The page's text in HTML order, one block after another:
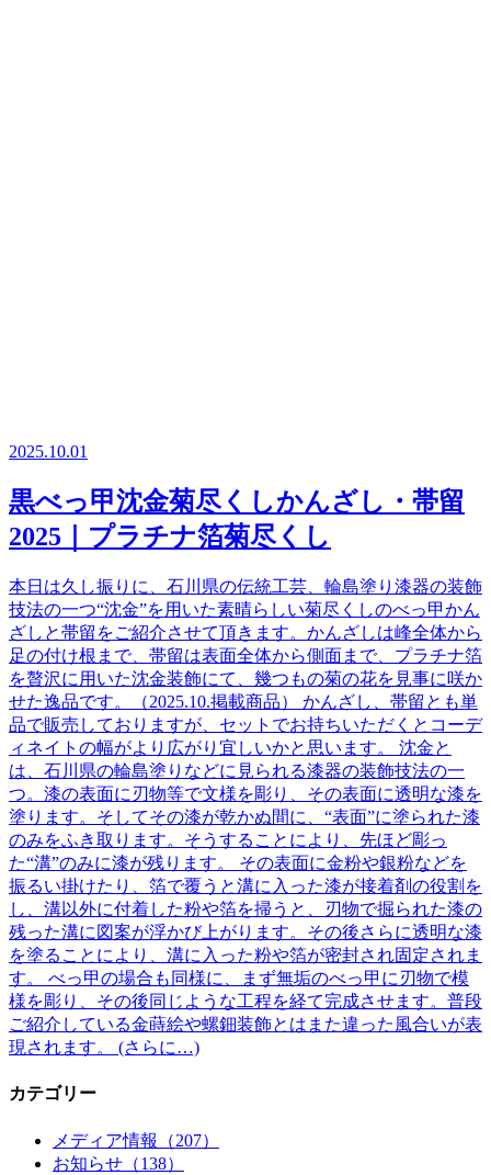
2025.10.01
黒べっ甲沈金菊尽くしかんざし・帯留
2025｜プラチナ箔菊尽くし
本日は久し振りに、石川県の伝統工芸、輪島塗り漆器の装飾
技法の一つ“沈金”を用いた素晴らしい菊尽くしのべっ甲かん
ざしと帯留をご紹介させて頂きます。かんざしは峰全体から
足の付け根まで、帯留は表面全体から側面まで、プラチナ箔
を贅沢に用いた沈金装飾にて、幾つもの菊の花を見事に咲か
せた逸品です。（2025.10.掲載商品） かんざし、帯留とも単
品で販売しておりますが、セットでお持ちいただくとコーデ
ィネイトの幅がより広がり宜しいかと思います。 沈金と
は、石川県の輪島塗りなどに見られる漆器の装飾技法の一
つ。漆の表面に刃物等で文様を彫り、その表面に透明な漆を
塗ります。そしてその漆が乾かぬ間に、“表面”に塗られた漆
のみをふき取ります。そうすることにより、先ほど彫っ
た“溝”のみに漆が残ります。 その表面に金粉や銀粉などを
振るい掛けたり、箔で覆うと溝に入った漆が接着剤の役割を
し、溝以外に付着した粉や箔を掃うと、刃物で掘られた漆の
残った溝に図案が浮かび上がります。その後さらに透明な漆
を塗ることにより、溝に入った粉や箔が密封され固定されま
す。 べっ甲の場合も同様に、まず無垢のべっ甲に刃物で模
様を彫り、その後同じような工程を経て完成させます。普段
ご紹介している金蒔絵や螺鈿装飾とはまた違った風合いが表
現されます。 (さらに…)
カテゴリー
メディア情報（207）
お知らせ（138）